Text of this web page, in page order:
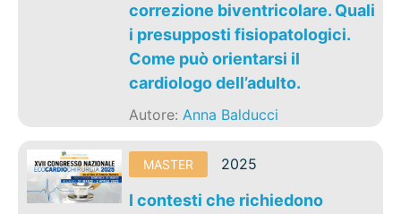
correzione biventricolare. Quali
i presupposti fisiopatologici.
Come può orientarsi il
cardiologo dell’adulto.
Autore:Anna Balducci
MASTER 2025
I contesti che richiedono